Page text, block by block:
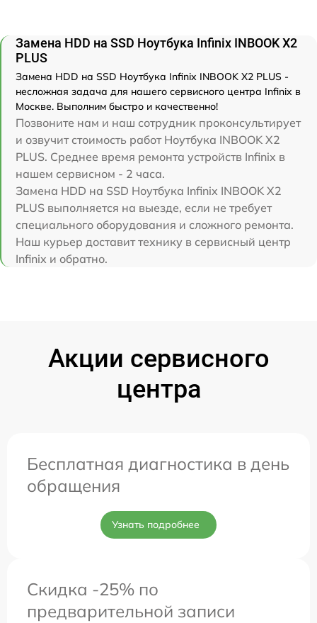
Замена HDD на SSD Ноутбука Infinix INBOOK X2
PLUS
Замена HDD на SSD Ноутбука Infinix INBOOK X2 PLUS -
несложная задача для нашего сервисного центра Infinix в
Москве. Выполним быстро и качественно!
Позвоните нам и наш сотрудник проконсультирует
и озвучит стоимость работ Ноутбука INBOOK X2
PLUS. Среднее время ремонта устройств Infinix в
нашем сервисном - 2 часа.
Замена HDD на SSD Ноутбука Infinix INBOOK X2
PLUS выполняется на выезде, если не требует
специального оборудования и сложного ремонта.
Наш курьер доставит технику в сервисный центр
Infinix и обратно.
Акции сервисного
центра
Бесплатная диагностика в день
обращения
Узнать подробнее
Скидка -25% по
предварительной записи